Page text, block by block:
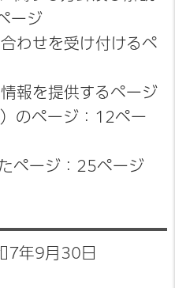
ージ
わせを受け付けるペ
報を提供するページ
）のページ：12ペー
ページ：25ページ
7年9月30日